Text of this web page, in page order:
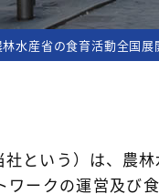
林水産省の食育活動全国
社という）は、農
ワークの運営及び